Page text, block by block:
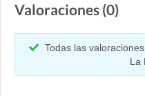
Valoraciones (0)
Todas las
La